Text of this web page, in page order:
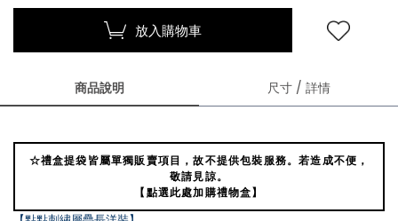
放入購物車
商品說明 尺寸 / 詳情
☆禮盒提袋皆屬單獨販賣項目，故不提供包裝服務。若造成不便，
敬請見諒。
【點選此處加購禮物盒】